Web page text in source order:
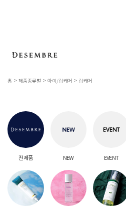
홈 제품종류별 아이/립케어 립케어
전 제품 NEW EVENT